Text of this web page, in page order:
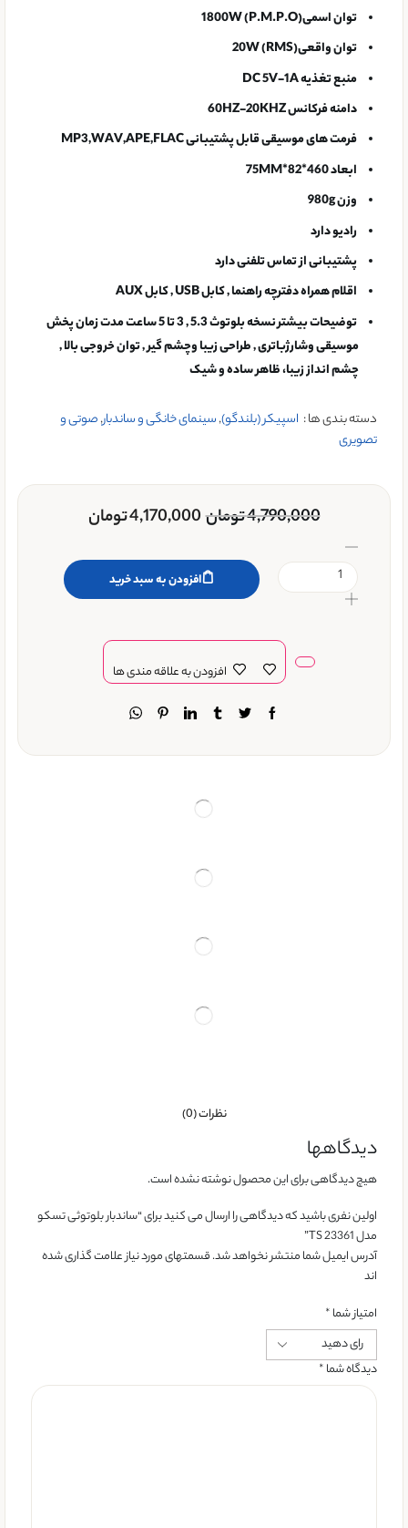
توان اسمی(P.M.P.O)
1800W
توان واقعی(RMS)
20W
منبع تغذیهDC 5V-1A
دامنه فرکانس60HZ-20KHZ
فرمت های موسیقی قابل پشتیبانیMP3,WAV,APE,FLAC
ابعاد460*82*75MM
وزن980g
رادیودارد
پشتیبانی از تماس تلفنیدارد
اقلام همراهدفترچه راهنما , کابل USB , کابل AUX
توضیحات بیشتر
نسخه بلوتوث 5.3 , 3 تا 5 ساعت مدت زمان پخش
موسیقی وشارژباتری , طراحی زیبا وچشم گیر , توان خروجی بالا ,
چشم انداز زیبا، ظاهر ساده و شیک
دسته بندی ها : اسپیکر (بلندگو),سینمای خانگی و ساندبار,صوتی و
تصویری
4,790,000تومان4,170,000تومان
افزودن به سبد خرید
افزودن به علاقه مندی ها
نظرات (0)
دیدگاهها
هیچ دیدگاهی برای این محصول نوشته نشده است.
اولین نفری باشید که دیدگاهی را ارسال می کنید برای “ساندبار بلوتوثی تسکو
مدل TS 23361”
آدرس ایمیل شما منتشر نخواهد شد. قسمتهای مورد نیاز علامت گذاری شده
اند
امتیاز شما*
دیدگاه شما*